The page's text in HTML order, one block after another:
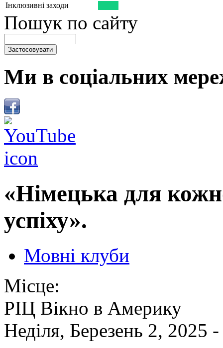
Інклюзивні заходи
Пошук по сайту
Ми в соціальних
«Німецька для
успіху».
Мовні клуби
Місце:
РІЦ Вікно в Америку
Неділя, Березень 2, 2025